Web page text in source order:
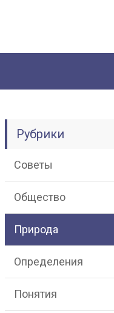
Рубрики
Советы
Общество
Природа
Определения
Понятия